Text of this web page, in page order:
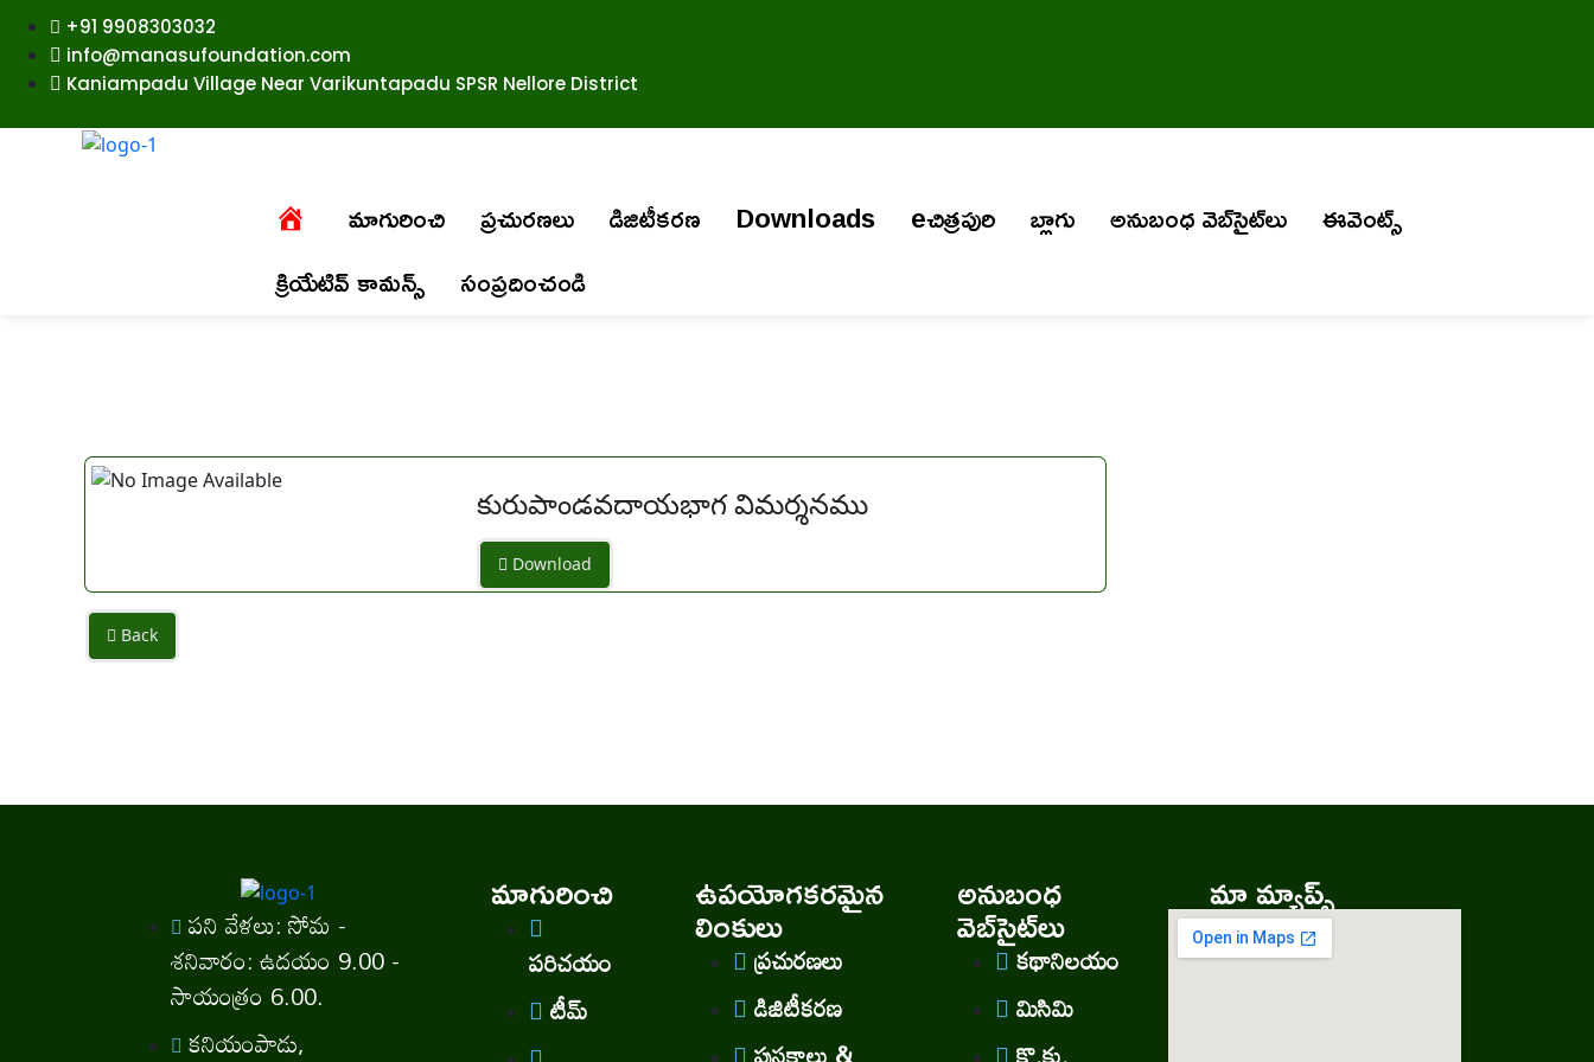
+91 9908303032
info@manasufoundation.com
Kaniampadu Village Near Varikuntapadu SPSR Nellore District
మాగురించి ప్రచురణలు డిజిటీకరణ Downloads eచిత్రపురి బ్లాగు అనుబంధ వెబ్‌సైట్‌లు
ఈవెంట్స్
క్రియేటివ్ కామన్స్
సంప్రదించండి
కురుపాండవదాయభాగ విమర్శనము
Download
Back
పని వేళలు: సోమ -
శనివారం: ఉదయం 9.00 -
సాయంత్రం 6.00.
కనియంపాడు,
మాగురించి
పరిచయం
టీమ్
ఉపయోగకరమైన
లింకులు
ప్రచురణలు
డిజిటీకరణ
అనుబంధ
వెబ్‌సైట్‌లు
కథానిలయం
మిసిమి
మా మ్యాప్స్